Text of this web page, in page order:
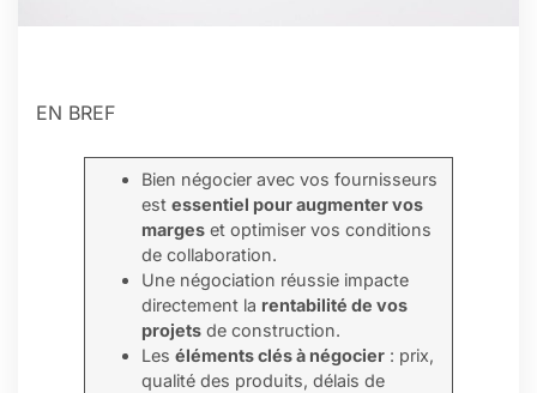
EN BREF
Bien négocier avec vos fournisseurs
estessentiel pour augmenter vos
marges et optimiser vos conditions
de collaboration.
Une négociation réussie impacte
directement la rentabilité de vos
projets de construction.
Leséléments clés à négocier : prix,
qualité des produits, délais de